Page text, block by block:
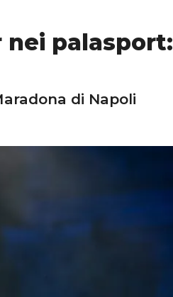
nei palasport:
di Napoli